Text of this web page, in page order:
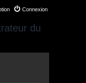
Connexion
du